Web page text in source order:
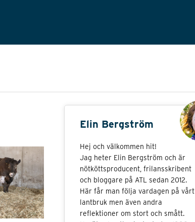
Elin Bergström
Hej och välkommen hit!
Jag heter Elin Bergström och är
nötköttsproducent, frilansskribent
och bloggare på ATL sedan 2012.
Här får man följa vardagen på vårt
lantbruk men även andra
reflektioner om stort och smått.